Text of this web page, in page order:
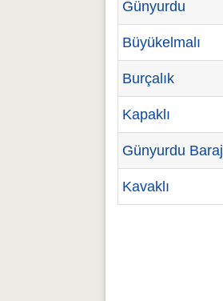
Günyurdu
Büyükelmalı
Burçalık
Kapaklı
Günyurdu
Kavaklı